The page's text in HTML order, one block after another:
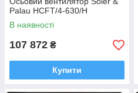
Palau HCFT/4-630/H
В наявності
107 872 ₴
Купити